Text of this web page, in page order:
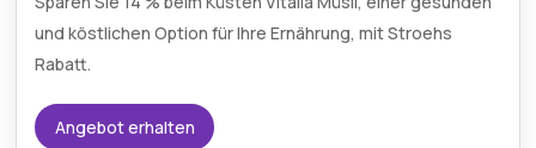
und köstlichen Option für Ihre Ernährung, mit Stroehs
Rabatt.
Angebot erhalten